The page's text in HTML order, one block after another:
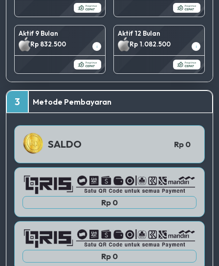
Aktif 9 Bulan
Rp 832.500
i
Aktif 12 Bulan
Rp 1.082.500
i
3 Metode Pembayaran
SALDO Rp 0
Rp 0
QRIS 1
Rp 0
QRIS 2
QRIS 3